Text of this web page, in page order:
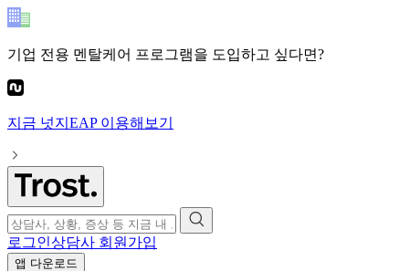
기업 전용 멘탈케어 프로그램을 도입하고 싶다면?
지금 넛지EAP이용해보기
로그인상담사 회원가입
앱 다운로드